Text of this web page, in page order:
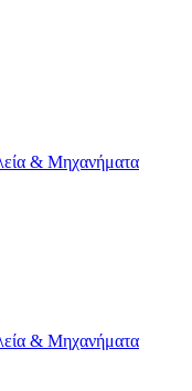
& Μηχανήματα
& Μηχανήματα